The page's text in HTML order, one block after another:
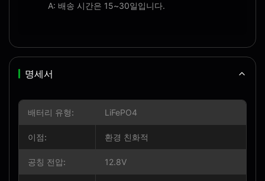
A: 배송 시간은 15~30일입니다.
명세서
배터리 유형: LiFePO4
이점: 환경 친화적
공칭 전압: 12.8V